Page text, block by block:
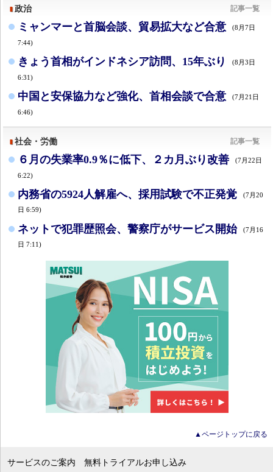
政治 記事一覧
ミャンマーと首脳会談、貿易拡大など合意 (8月7日
7:44)
きょう首相がインドネシア訪問、15年ぶり (8月3日
6:31)
中国と安保協力など強化、首相会談で合意 (7月21日
6:46)
社会・労働 記事一覧
６月の失業率0.9％に低下、２カ月ぶり改善 (7月22日
6:22)
内務省の5924人解雇へ、採用試験で不正発覚
(7月20
日 6:59)
ネットで犯罪歴照会、警察庁がサービス開始
(7月16
日 7:11)
▲ページトップに戻る
サービスのご案内 無料トライアルお申し込み